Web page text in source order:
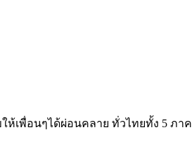
ห้เพื่อนๆได้ผ่อนคลาย ทั่วไทยทั้ง 5 ภาค